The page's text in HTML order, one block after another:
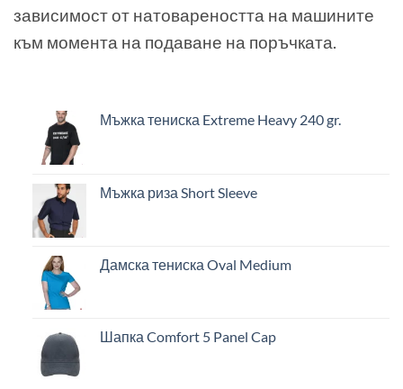
зависимост от натовареността на машините
към момента на подаване на поръчката.
Мъжка тениска Extreme Heavy 240 gr.
Мъжка риза Short Sleeve
Дамска тениска Oval Medium
Шапка Comfort 5 Panel Cap